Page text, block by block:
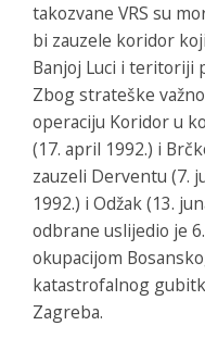
takozvane VRS su
bi zauzele koridor
Banjoj Luci i teritoriji
Zbog strateške
operaciju Koridor u
(17. april 1992.) i
zauzeli Derventu (7.
1992.) i Odžak (13.
odbrane uslijedio je
okupacijom
katastrofalnog
Zagreba.